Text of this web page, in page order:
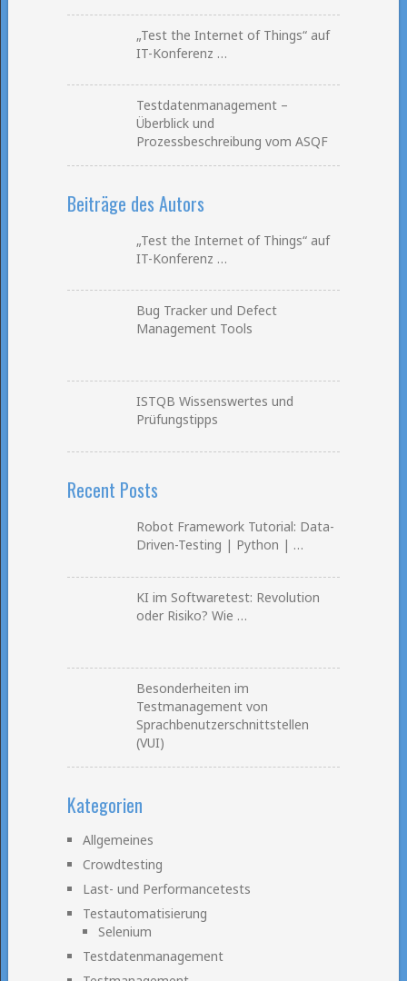
„Test the Internet of Things“ auf
IT-Konferenz …
Testdatenmanagement –
Überblick und
Prozessbeschreibung vom ASQF
Beiträge des Autors
„Test the Internet of Things“ auf
IT-Konferenz …
Bug Tracker und Defect
Management Tools
ISTQB Wissenswertes und
Prüfungstipps
Recent Posts
Robot Framework Tutorial: Data-
Driven-Testing | Python | …
KI im Softwaretest: Revolution
oder Risiko? Wie …
Besonderheiten im
Testmanagement von
Sprachbenutzerschnittstellen
(VUI)
Kategorien
Allgemeines
Crowdtesting
Last- und Performancetests
Testautomatisierung
Selenium
Testdatenmanagement